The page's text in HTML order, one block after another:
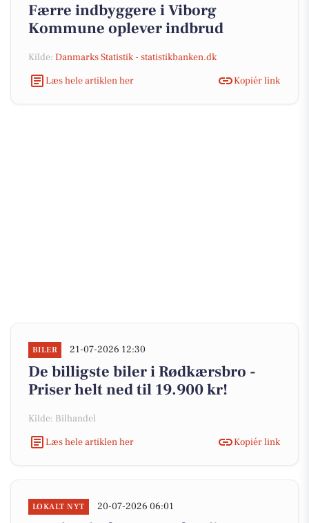
Færre indbyggere i Viborg
Kommune oplever indbrud
Kilde: Danmarks Statistik - statistikbanken.dk
Læs hele artiklen her
Kopiér link
BILER 21-07-2026 12:30
De billigste biler i Rødkærsbro -
Priser helt ned til 19.900 kr!
Kilde: Bilhandel
Læs hele artiklen her
Kopiér link
LOKALT NYT 20-07-2026 06:01